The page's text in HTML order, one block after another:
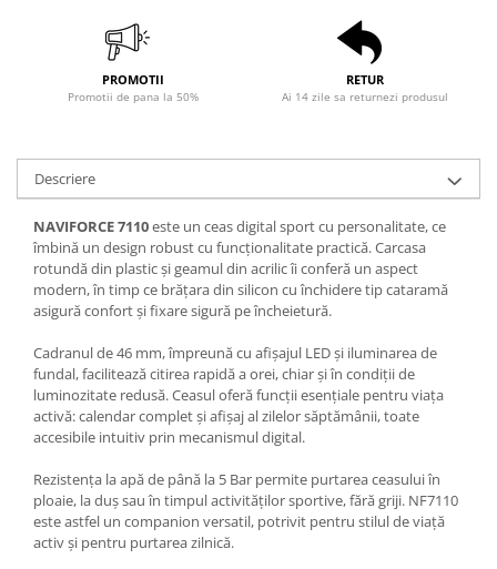
PROMOTII
Promotii de pana la 50%
RETUR
Ai 14 zile sa returnezi produsul
Descriere
NAVIFORCE 7110este un ceas digital sport cu personalitate, ce
îmbină un design robust cu funcționalitate practică. Carcasa
rotundă din plastic și geamul din acrilic îi conferă un aspect
modern, în timp ce brățara din silicon cu închidere tip cataramă
asigură confort și fixare sigură pe încheietură.
Cadranul de 46 mm, împreună cu afișajul LED și iluminarea de
fundal, facilitează citirea rapidă a orei, chiar și în condiții de
luminozitate redusă. Ceasul oferă funcții esențiale pentru viața
activă: calendar complet și afișaj al zilelor săptămânii, toate
accesibile intuitiv prin mecanismul digital.
Rezistența la apă de până la 5 Bar permite purtarea ceasului în
ploaie, la duș sau în timpul activităților sportive, fără griji. NF7110
este astfel un companion versatil, potrivit pentru stilul de viață
activ și pentru purtarea zilnică.